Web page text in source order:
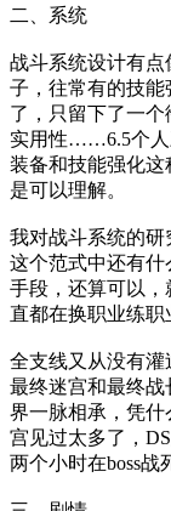
二、系统
战斗系统设计有点
子，往常有的技
了，只留下了一
实用性……6.5个人
装备和技能强化
是可以理解。
我对战斗系统的
这个范式中还有什
手段，还算可以
直都在换职业练职
全支线又从没有
最终迷宫和最终战
界一脉相承，凭
宫见过太多了，
两个小时在boss战